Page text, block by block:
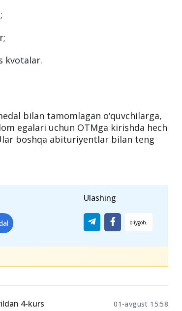
kvotalar.
bilan tamomlagan o‘quvchilarga,
egalari uchun OTMga kirishda hech
boshqa abituriyentlar bilan teng
Ulashing
4-kurs
01-avgust 15:58